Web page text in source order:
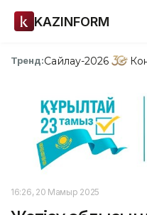
KAZINFORM
Тренд:Сайлау-2026
16:26, 20 Мамыр 2025